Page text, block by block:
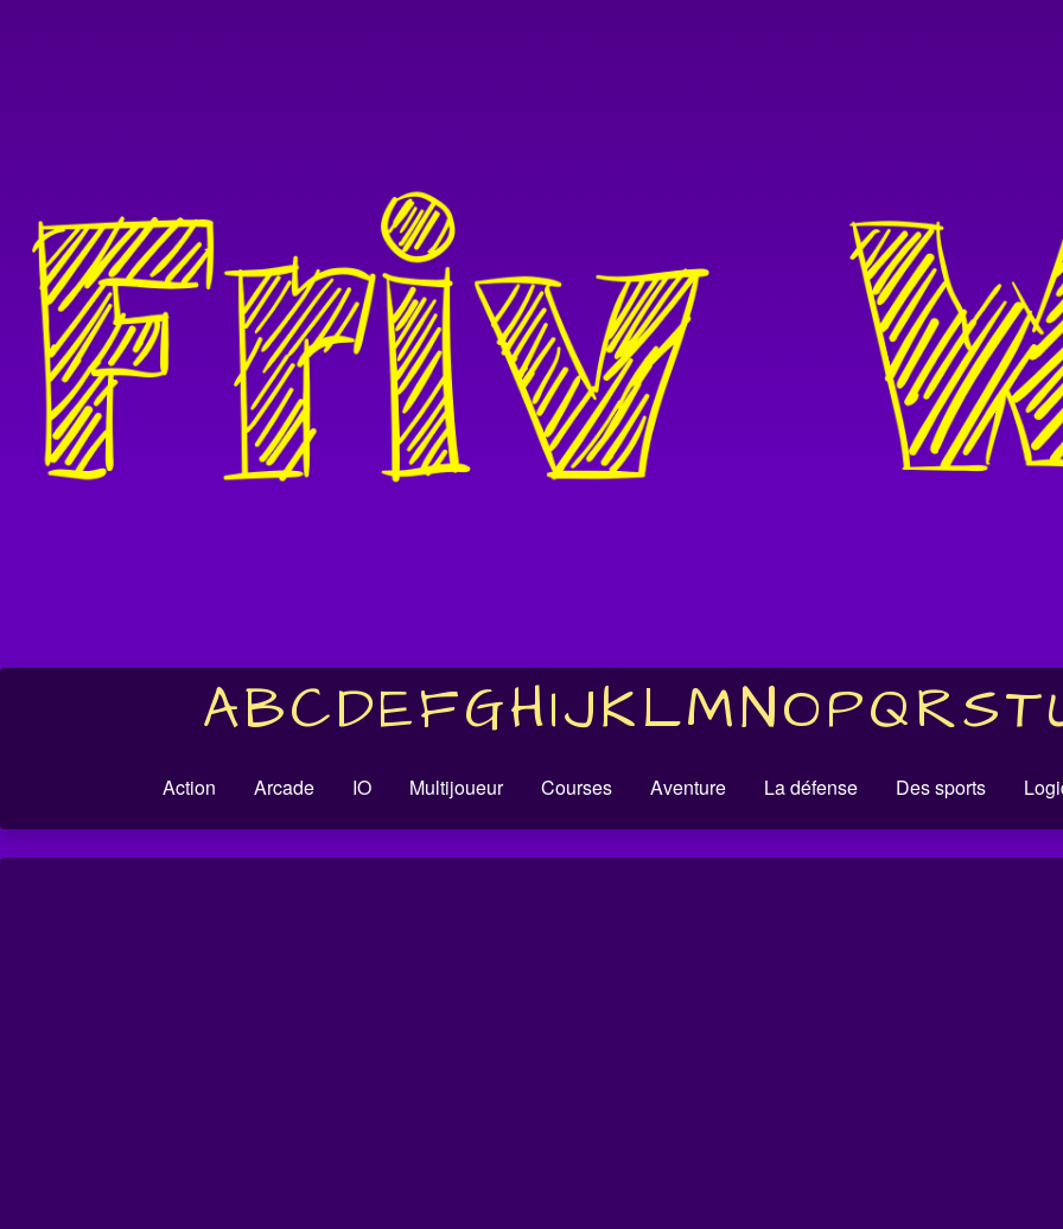
ABCDEFGHIJKLMNOPQRST
Action Arcade IO Multijoueur Courses Aventure La défense Des sports